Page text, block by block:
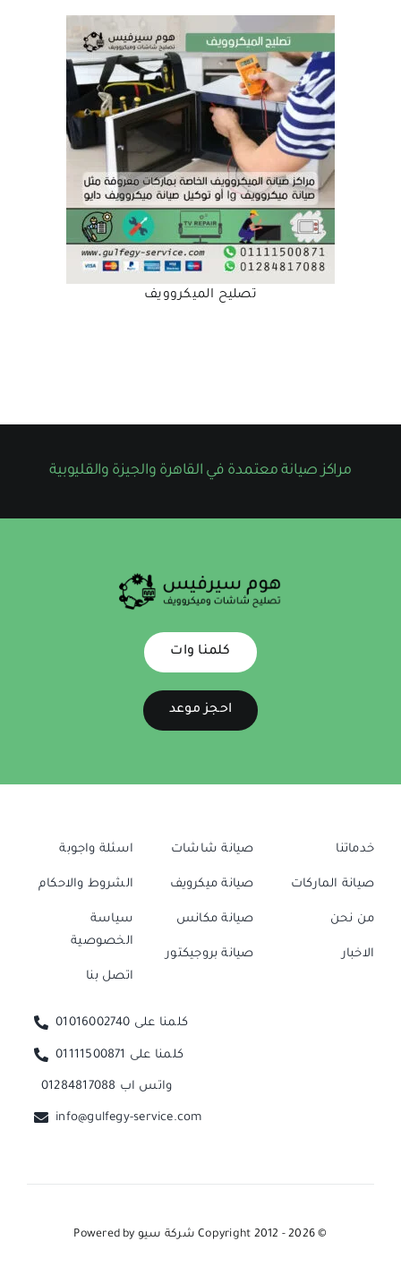
تصليح الميكروويف
مراكز صيانة معتمدة في القاهرة والجيزة والقليوبية
كلمنا وات
احجز موعد
خدماتنا
صيانة الماركات
من نحن
الاخبار
صيانة شاشات
صيانة ميكرويف
صيانة مكانس
صيانة بروجيكتور
اسئلة واجوبة
الشروط والاحكام
سياسة
الخصوصية
اتصل بنا
كلمنا على 01016002740
كلمنا على 01111500871
واتس اب 01284817088
info@gulfegy-service.com
© Copyright 2012 - 2026 شركة سيو